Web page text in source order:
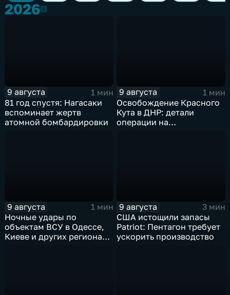
20262026
9 августа
1 мин
81 год спустя: Нагасаки
вспоминает жертв
атомной бомбардировки
9 августа
1 мин
Освобождение Красного
Кута в ДНР: детали
операции на
9 августа
1 мин
Ночные удары по
объектам ВСУ в Одессе,
Киеве и других регионах
9 августа
3 мин
США истощили запасы
Patriot: Пентагон требует
ускорить производство